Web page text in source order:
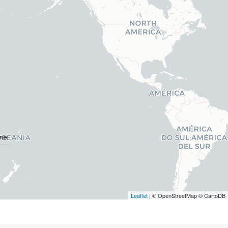
Leaflet | © OpenStreetMap © CartoDB